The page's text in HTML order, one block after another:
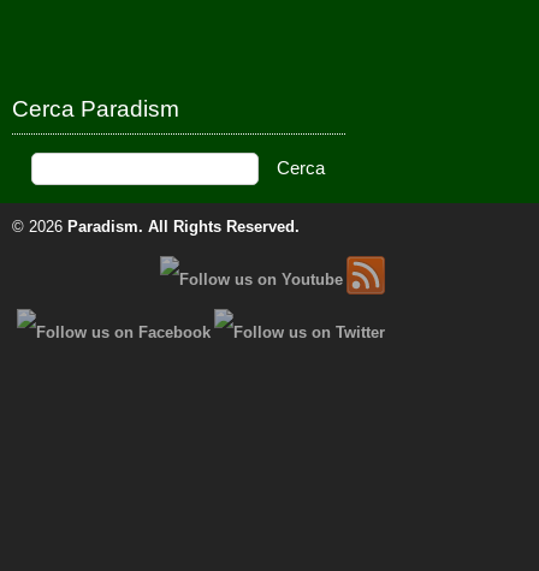
Cerca Paradism
© 2026 Paradism. All Rights Reserved.